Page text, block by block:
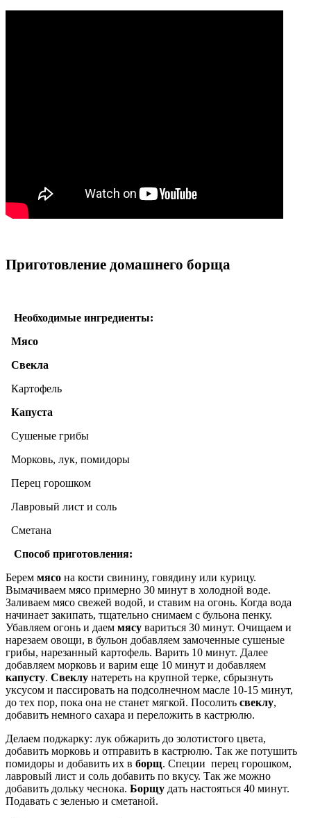
Приготовление домашнего борща
Необходимые ингредиенты:
Мясо
Свекла
Картофель
Капуста
Сушеные грибы
Морковь, лук, помидоры
Перец горошком
Лавровый лист и соль
Сметана
Способ приготовления:
Берем мясо на кости свинину, говядину или курицу.
Вымачиваем мясо примерно 30 минут в холодной воде.
Заливаем мясо свежей водой, и ставим на огонь. Когда вода
начинает закипать, тщательно снимаем с бульона пенку.
Убавляем огонь и даем мясу вариться 30 минут. Очищаем и
нарезаем овощи, в бульон добавляем замоченные сушеные
грибы, нарезанный картофель. Варить 10 минут. Далее
добавляем морковь и варим еще 10 минут и добавляем
капусту. Свеклу натереть на крупной терке, сбрызнуть
уксусом и пассировать на подсолнечном масле 10-15 минут,
до тех пор, пока она не станет мягкой. Посолить свеклу,
добавить немного сахара и переложить в кастрюлю.
Делаем поджарку: лук обжарить до золотистого цвета,
добавить морковь и отправить в кастрюлю. Так же потушить
помидоры и добавить их в борщ. Специи перец горошком,
лавровый лист и соль добавить по вкусу. Так же можно
добавить дольку чеснока. Борщу дать настояться 40 минут.
Подавать с зеленью и сметаной.